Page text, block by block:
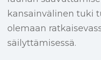
kansainvälinen tuki
olemaan
säilyttämisessä.